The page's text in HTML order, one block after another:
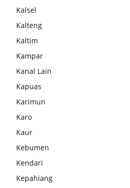
Kalsel
Kalteng
Kaltim
Kampar
Kanal Lain
Kapuas
Karimun
Karo
Kaur
Kebumen
Kendari
Kepahiang